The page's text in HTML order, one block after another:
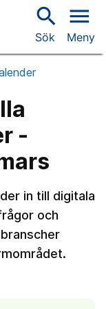
search
Sök
menu
Meny
-
in till digitala
och